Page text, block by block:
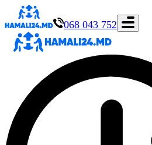
068 043 752